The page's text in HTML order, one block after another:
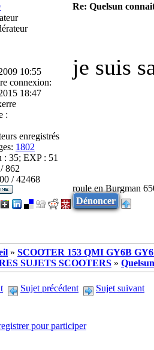
Re: Quelsun
10:55
connexion:
18:47
:
enregistrés
1802
: 35; EXP : 51
862
/ 42468
je suis
roule en Burgman
Dénoncer
» SCOOTER 153 QMI GY6B
SUJETS SCOOTERS »
Sujet précédent Sujet suivant
pour participer